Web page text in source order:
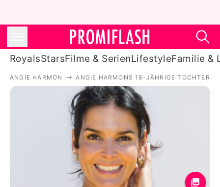
RoyalsStarsFilme & SerienLifestyleFamilie &
Royals
Stars
Filme & Serien
Lifestyle
Familie & Liebe
ANGIE HARMON ANGIE HARMONS 18-JÄHRIGE TOCHTER